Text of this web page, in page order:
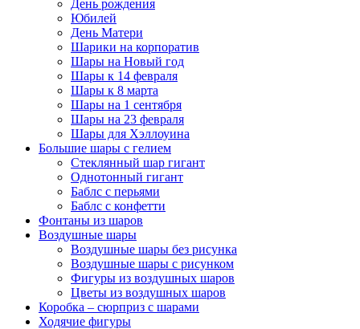
День рождения
Юбилей
День Матери
Шарики на корпоратив
Шары на Новый год
Шары к 14 февраля
Шары к 8 марта
Шары на 1 сентября
Шары на 23 февраля
Шары для Хэллоуина
Большие шары с гелием
Стеклянный шар гигант
Однотонный гигант
Баблс с перьями
Баблс с конфетти
Фонтаны из шаров
Воздушные шары
Воздушные шары без рисунка
Воздушные шары с рисунком
Фигуры из воздушных шаров
Цветы из воздушных шаров
Коробка – сюрприз с шарами
Ходячие фигуры